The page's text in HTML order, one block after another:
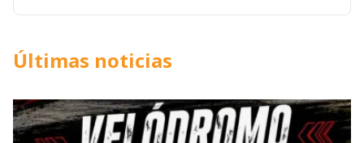
Últimas noticias